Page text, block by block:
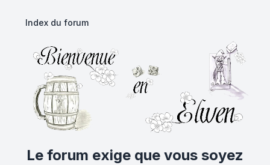
Index du forum
Le forum exige que vous soyez